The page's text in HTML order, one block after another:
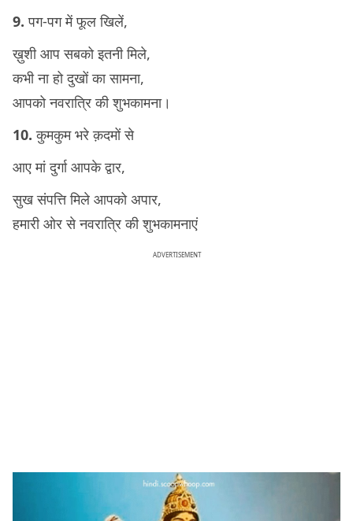
9. पग-पग में फूल खिलें,
ख़ुशी आप सबको इतनी मिले,
कभी ना हो दुखों का सामना,
आपको नवरात्रि की शुभकामना।
10. कुमकुम भरे क़दमों से
आए मां दुर्गा आपके द्वार,
सुख संपत्ति मिले आपको अपार,
हमारी ओर से नवरात्रि की शुभकामनाएं
ADVERTISEMENT